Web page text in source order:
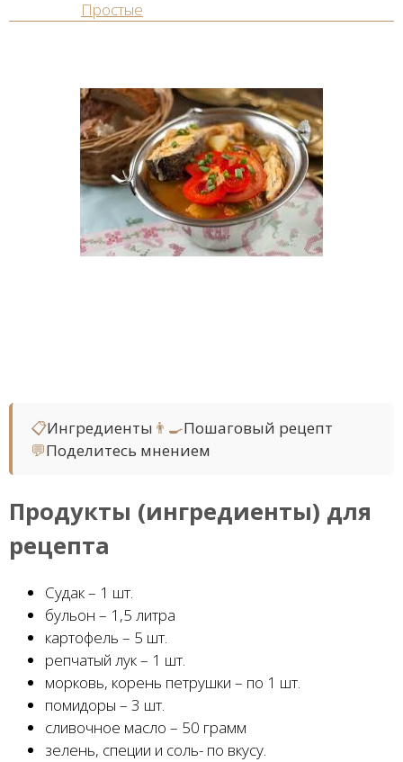
Простые
📋Ингредиенты 👨‍🍳Пошаговый рецепт
💬Поделитесь мнением
Продукты (ингредиенты) для
рецепта
Судак – 1 шт.
бульон – 1,5 литра
картофель – 5 шт.
репчатый лук – 1 шт.
морковь, корень петрушки – по 1 шт.
помидоры – 3 шт.
сливочное масло – 50 грамм
зелень, специи и соль- по вкусу.